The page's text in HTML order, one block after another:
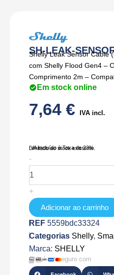
SH-LEAK-
Shelly Leak Sensor Cable
com Shelly Flood Gen4 –
Comprimento 2m –
Em stock online
7,64 € IVA incl.
IVA Incluído à Taxa de 23%
Limitado ao stock existente.
-
de
SH-
LEAK-
SENSOR-
CABLE
+
Adicionar ao carrinho
REF 5559bdc33324
Categorias Shelly,
Marca: SHELLY
Checkout seguro com